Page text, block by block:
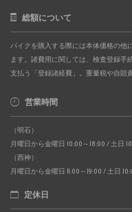
総額について
バイクを購入する際には本体価格の他
ます。諸費用に関しては、検査登録手
支払う「登録諸経費」。重量税や自賠
営業時間
（明石）
月曜日から金曜日 10:00～18:00 / 土日
（西神）
月曜日から金曜日 11:00～19:00 / 土日
定休日